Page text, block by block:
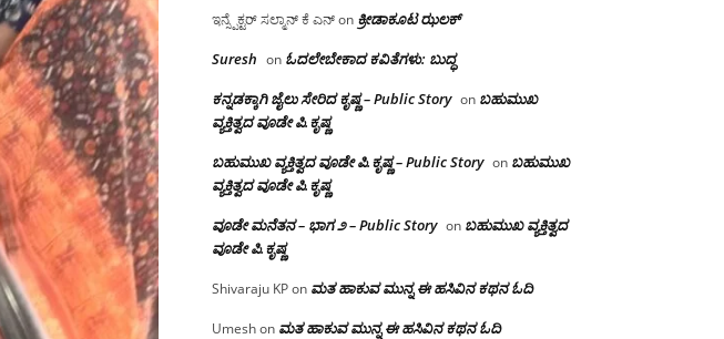
ಇನ್ಸ್ಪೆಕ್ಟರ್ ಸಲ್ಮಾನ್ ಕೆ ಎನ್on ಕ್ರೀಡಾಕೂಟ ಝಲಕ್
Suresh on ಓದಲೇಬೇಕಾದ‌ ಕವಿತೆಗಳು: ಬುದ್ಧ
ಕನ್ನಡಕ್ಕಾಗಿ ಜೈಲು ಸೇರಿದ ಕೃಷ್ಣ – Public Story on ಬಹುಮುಖ
ವ್ಯಕ್ತಿತ್ವದ ವೂಡೇ ಪಿ.ಕೃಷ್ಣ
ಬಹುಮುಖ ವ್ಯಕ್ತಿತ್ವದ ವೂಡೇ ಪಿ.ಕೃಷ್ಣ – Public Story on ಬಹುಮುಖ
ವ್ಯಕ್ತಿತ್ವದ ವೂಡೇ ಪಿ.ಕೃಷ್ಣ
ವೂಡೇ ಮನೆತನ – ಭಾಗ ೨ – Public Story on ಬಹುಮುಖ ವ್ಯಕ್ತಿತ್ವದ
ವೂಡೇ ಪಿ.ಕೃಷ್ಣ
Shivaraju KPon ಮತ ಹಾಕುವ ಮುನ್ನ ಈ ಹಸಿವಿನ ಕಥನ ಓದಿ
Umeshon ಮತ ಹಾಕುವ ಮುನ್ನ ಈ ಹಸಿವಿನ ಕಥನ ಓದಿ